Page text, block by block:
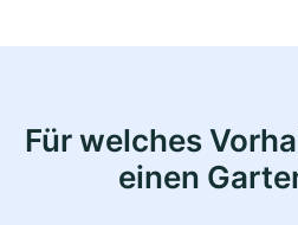
Für welches
einen